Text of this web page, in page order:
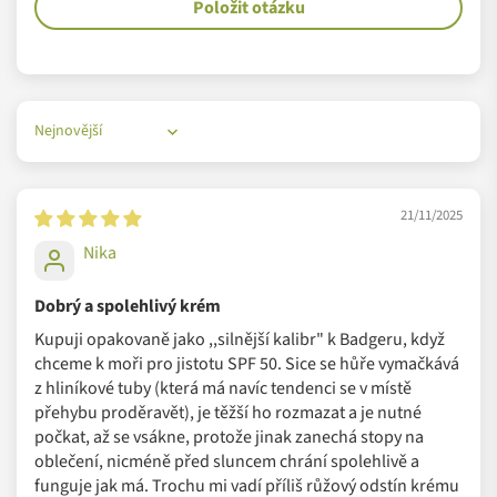
filtry pokožku nedráždí a nealergizují a jsou bezpečnější než
konvenčně používané chemické filtry. Fungují totiž na čistě
Fyzikální (minerální) filtry, které se používají ve skutečně
přírodních opalovacích krémech, fungují jako bariéra, která
obecně účinné a bezpečné UV filtry
Co se týče ochrany proti UVA i UVB záření, řiďte se vždy
označením na obalu produktu. Pokud je na něm v kroužku
UVA, pak si můžete být plnou ochranou jisti, výrobci totiž musí
projít testy, aby si toto označení mohli na obal dát.
Jak si v obchodě vybrat opalovací krém, který bude
sloužit a ne škodit? Připravili jsme pro vásnávod na
blogu.
použitelné materiály. Jdou ale ještě dál. Z ekologického i
lahviček tak oblékli celou svou řadu ekologické drogerie.
Klíčová ingredience pod víčky produktů? Bio-
Položit otázku
Sort by
21/11/2025
Nika
Dobrý a spolehlivý krém
Kupuji opakovaně jako ,,silnější kalibr" k Badgeru, když
chceme k moři pro jistotu SPF 50. Sice se hůře vymačkává
z hliníkové tuby (která má navíc tendenci se v místě
přehybu proděravět), je těžší ho rozmazat a je nutné
počkat, až se vsákne, protože jinak zanechá stopy na
oblečení, nicméně před sluncem chrání spolehlivě a
funguje jak má. Trochu mi vadí příliš růžový odstín krému